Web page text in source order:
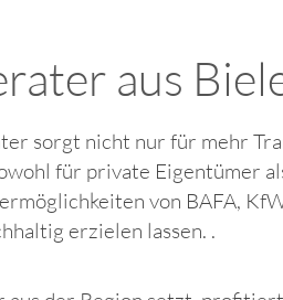
aus
sorgt nicht nur für mehr
für private Eigentümer
von BAFA,
erzielen lassen. .